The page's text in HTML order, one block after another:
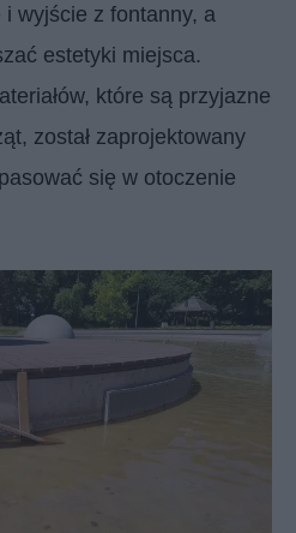
i wyjście z fontanny, a
estetyki miejsca.
które są przyjazne
został zaprojektowany
się w otoczenie